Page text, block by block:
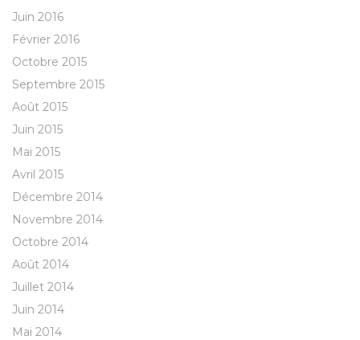
Juin 2016
Février 2016
Octobre 2015
Septembre 2015
Août 2015
Juin 2015
Mai 2015
Avril 2015
Décembre 2014
Novembre 2014
Octobre 2014
Août 2014
Juillet 2014
Juin 2014
Mai 2014